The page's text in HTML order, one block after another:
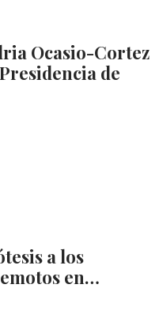
Ocasio-Cortez
de
a los
en…